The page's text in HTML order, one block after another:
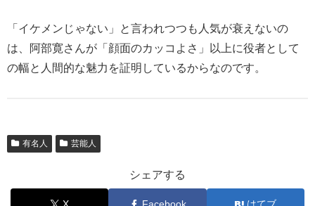
「イケメンじゃない」と言われつつも人気が衰えないの
は、阿部寛さんが「顔面のカッコよさ」以上に役者として
の幅と人間的な魅力を証明しているからなのです。
有名人 芸能人
シェアする